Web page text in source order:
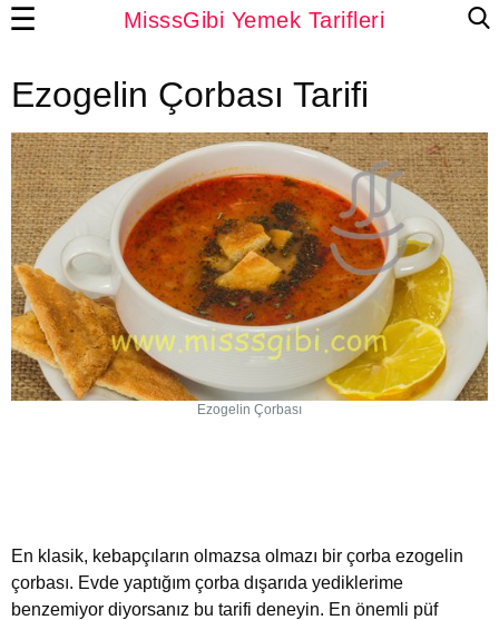
MisssGibi Yemek Tarifleri
☰
Ezogelin Çorbası Tarifi
Ezogelin Çorbası
En klasik, kebapçıların olmazsa olmazı bir çorba ezogelin
çorbası. Evde yaptığım çorba dışarıda yediklerime
benzemiyor diyorsanız bu tarifi deneyin. En önemli püf